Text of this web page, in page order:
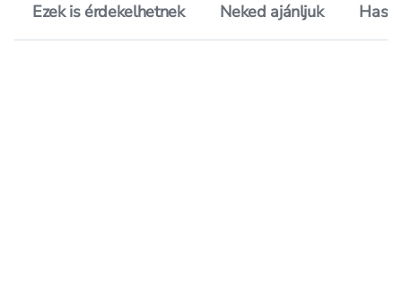
Ezek is érdekelhetnek Neked ajánljuk